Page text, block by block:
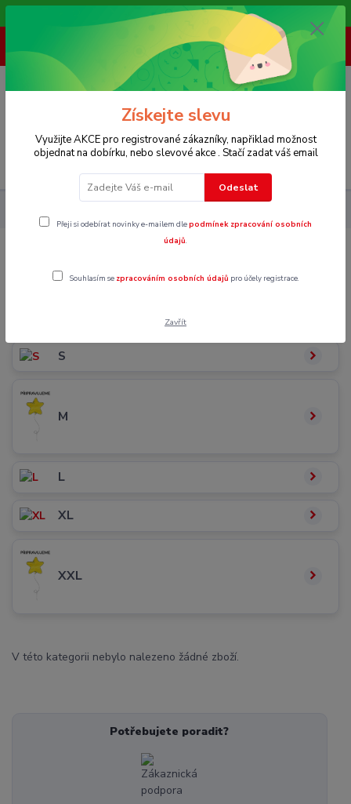
Vítáme Vás na našem e-shopu,. Stále doplňujeme nové produkty.
Menu
(Po-Pá, 8-16 hod.)
0
S
M
L
XL
XXL
V této kategorii nebylo nalezeno žádné zboží.
Potřebujete poradit?
Získejte slevu
Využijte AKCE pro registrované zákazníky, napřiklad možnost
objednat na dobírku, nebo slevové akce . Stačí zadat váš email
Odeslat
Přeji si odebírat novinky e-mailem dlepodmínek zpracování osobních
údajů.
Souhlasím se zpracováním osobních údajů pro účely registrace.
Zavřít